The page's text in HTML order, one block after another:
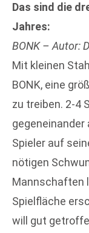
Das sind die
Jahres:
BONK – Autor:
Mit kleinen
BONK, eine
zu treiben. 2-4
gegeneinander
Spieler auf
nötigen
Mannschaften
Spielfläche
will gut